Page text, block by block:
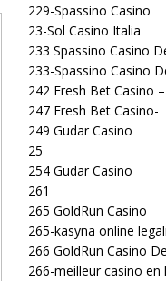
229-Spassino Casino
23-Sol Casino Italia
233 Spassino Casino
233-Spassino Casino
242 Fresh Bet Casino –
247 Fresh Bet Casino-
249 Gudar Casino
25
254 Gudar Casino
261
265 GoldRun Casino
265-kasyna online
266 GoldRun Casino
266-meilleur casino en